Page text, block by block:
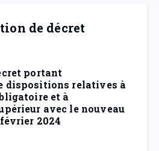
de décret
portant
dispositions relatives à
et à
avec le nouveau
2024